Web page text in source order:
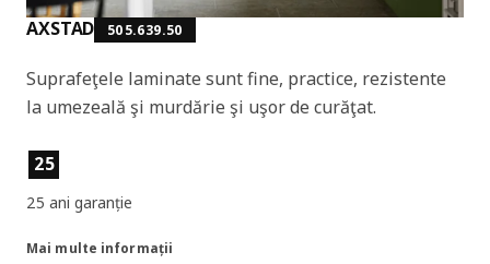
AXSTAD 505.639.50
Suprafeţele laminate sunt fine, practice, rezistente
la umezeală şi murdărie şi uşor de curăţat.
Caracteristicile produselor
25
25 ani garanție
Mai multe informații